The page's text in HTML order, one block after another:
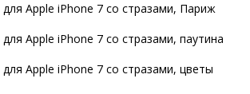
Apple iPhone 7 со стразами, Париж
Apple iPhone 7 со стразами, паутина
Apple iPhone 7 со стразами, цветы